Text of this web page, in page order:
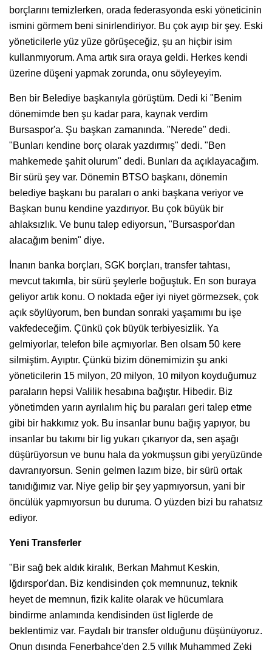
borçlarını temizlerken, orada federasyonda eski yöneticinin
ismini görmem beni sinirlendiriyor. Bu çok ayıp bir şey. Eski
yöneticilerle yüz yüze görüşeceğiz, şu an hiçbir isim
kullanmıyorum. Ama artık sıra oraya geldi. Herkes kendi
üzerine düşeni yapmak zorunda, onu söyleyeyim.
Ben bir Belediye başkanıyla görüştüm. Dedi ki "Benim
dönemimde ben şu kadar para, kaynak verdim
Bursaspor'a. Şu başkan zamanında. "Nerede" dedi.
"Bunları kendine borç olarak yazdırmış" dedi. "Ben
mahkemede şahit olurum" dedi. Bunları da açıklayacağım.
Bir sürü şey var. Dönemin BTSO başkanı, dönemin
belediye başkanı bu paraları o anki başkana veriyor ve
Başkan bunu kendine yazdırıyor. Bu çok büyük bir
ahlaksızlık. Ve bunu talep ediyorsun, "Bursaspor'dan
alacağım benim" diye.
İnanın banka borçları, SGK borçları, transfer tahtası,
mevcut takımla, bir sürü şeylerle boğuştuk. En son buraya
geliyor artık konu. O noktada eğer iyi niyet görmezsek, çok
açık söylüyorum, ben bundan sonraki yaşamımı bu işe
vakfedeceğim. Çünkü çok büyük terbiyesizlik. Ya
gelmiyorlar, telefon bile açmıyorlar. Ben olsam 50 kere
silmiştim. Ayıptır. Çünkü bizim dönemimizin şu anki
yöneticilerin 15 milyon, 20 milyon, 10 milyon koyduğumuz
paraların hepsi Valilik hesabına bağıştır. Hibedir. Biz
yönetimden yarın ayrılalım hiç bu paraları geri talep etme
gibi bir hakkımız yok. Bu insanlar bunu bağış yapıyor, bu
insanlar bu takımı bir lig yukarı çıkarıyor da, sen aşağı
düşürüyorsun ve bunu hala da yokmuşsun gibi yeryüzünde
davranıyorsun. Senin gelmen lazım bize, bir sürü ortak
tanıdığımız var. Niye gelip bir şey yapmıyorsun, yani bir
öncülük yapmıyorsun bu duruma. O yüzden bizi bu rahatsız
ediyor.
Yeni Transferler
"Bir sağ bek aldık kiralık, Berkan Mahmut Keskin,
Iğdırspor'dan. Biz kendisinden çok memnunuz, teknik
heyet de memnun, fizik kalite olarak ve hücumlara
bindirme anlamında kendisinden üst liglerde de
beklentimiz var. Faydalı bir transfer olduğunu düşünüyoruz.
Onun dışında Fenerbahçe'den 2,5 yıllık Muhammed Zeki